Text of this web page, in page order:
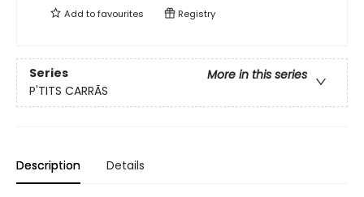
Add tofavourites Registry
Series
More in this series
P'TITS CARRÃS
Description Details